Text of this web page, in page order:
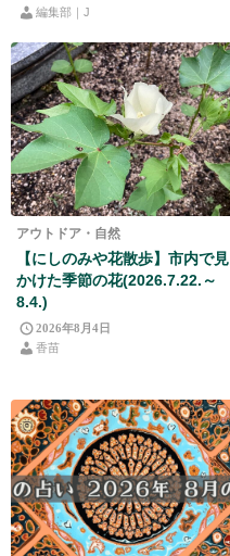
編集部｜J
アウトドア・自然
【にしのみや花散歩】市内で見
かけた季節の花(2026.7.22.～
8.4.)
2026年8月4日
香苗